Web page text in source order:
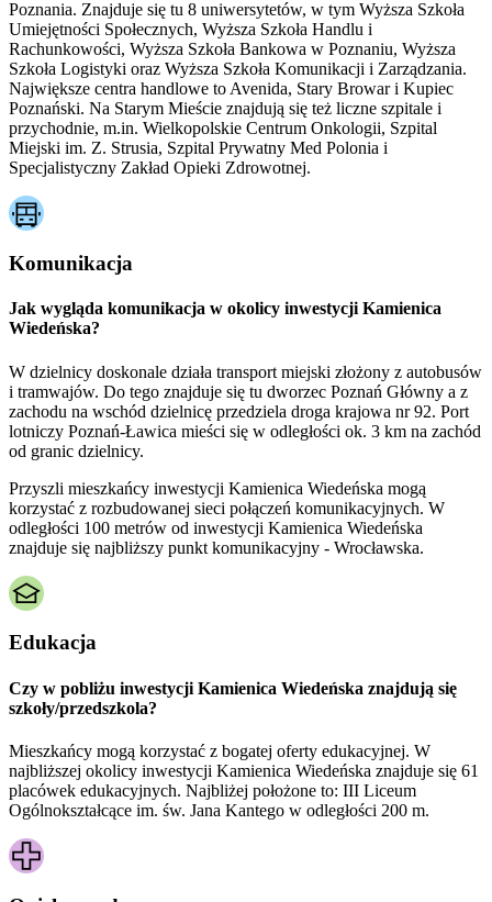
Poznania. Znajduje się tu 8 uniwersytetów, w tym Wyższa Szkoła
Umiejętności Społecznych, Wyższa Szkoła Handlu i
Rachunkowości, Wyższa Szkoła Bankowa w Poznaniu, Wyższa
Szkoła Logistyki oraz Wyższa Szkoła Komunikacji i Zarządzania.
Największe centra handlowe to Avenida, Stary Browar i Kupiec
Poznański. Na Starym Mieście znajdują się też liczne szpitale i
przychodnie, m.in. Wielkopolskie Centrum Onkologii, Szpital
Miejski im. Z. Strusia, Szpital Prywatny Med Polonia i
Specjalistyczny Zakład Opieki Zdrowotnej.
Komunikacja
Jak wygląda komunikacja w okolicy inwestycji Kamienica
Wiedeńska?
W dzielnicy doskonale działa transport miejski złożony z autobusów
i tramwajów. Do tego znajduje się tu dworzec Poznań Główny a z
zachodu na wschód dzielnicę przedziela droga krajowa nr 92. Port
lotniczy Poznań-Ławica mieści się w odległości ok. 3 km na zachód
od granic dzielnicy.
Przyszli mieszkańcy inwestycji Kamienica Wiedeńska mogą
korzystać z rozbudowanej sieci połączeń komunikacyjnych. W
odległości 100 metrów od inwestycji Kamienica Wiedeńska
znajduje się najbliższy punkt komunikacyjny - Wrocławska.
Edukacja
Czy w pobliżu inwestycji Kamienica Wiedeńska znajdują się
szkoły/przedszkola?
Mieszkańcy mogą korzystać z bogatej oferty edukacyjnej. W
najbliższej okolicy inwestycji Kamienica Wiedeńska znajduje się 61
placówek edukacyjnych. Najbliżej położone to: III Liceum
Ogólnokształcące im. św. Jana Kantego w odległości 200 m.